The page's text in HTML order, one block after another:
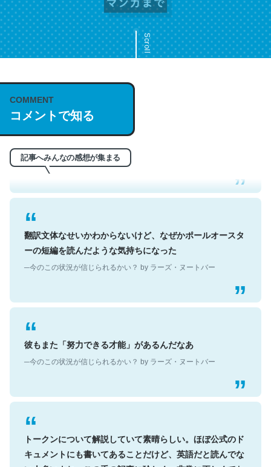
Scroll
COMMENT
コメントで知る
記事へみんなの感想が集まる
これは名文。彼はとてもクレバーなんだろうなと凄く思
う。英語少しでも読める人は原文もお勧め。自分はこの流
れ好き。Let’s Fucking Go. Then Covid hit. Shit.
─今のこの状況が信じられるかい？ by ラーズ・ヌートバー
翻訳文体なせいかわからないけど、なぜかポールオースタ
ーの短編を読んだような気持ちになった
彼もまた「努力できる才能」があるんだなあ
トークンについて解説していて素晴らしい。ほぼ公式のド
キュメントにも書いてあることだけど、英語だと読んでな
い人多いよね。この手の記事に珍しく、非常に正しくてわ